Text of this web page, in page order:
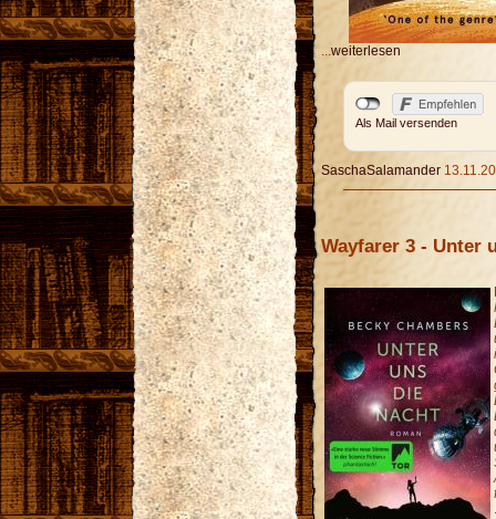
...weiterlesen
Als Mail versenden
SaschaSalamander
Wayfarer 3 - Unter